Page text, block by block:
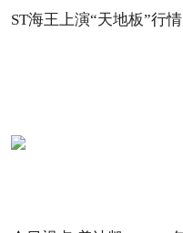
ST海王上演“天地板”行情